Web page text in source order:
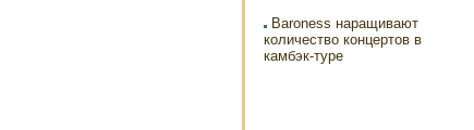
Baroness наращивают
количество концертов в
камбэк-туре